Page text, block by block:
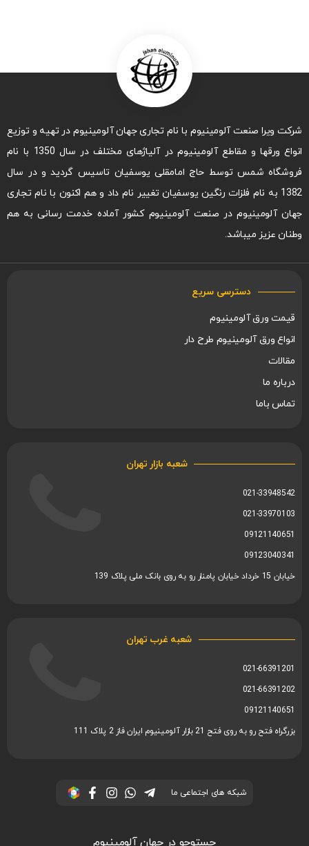
شرکت ویرا صنعت آلومینیوم با نام تجاری جهان آلومینیوم در تهیه و توزیع
انواع ورقها و مقاطع آلومینیوم در آلیاژهای مختلف در سال 1350 با نام
فروشگاه شمس توسط حاج امامقلی یوسفیان تاسیس گردید و در سال
1382 به نام فلزات رنگین یوسفیان تغییر نام داد و هم اکنون با نام تجاری
جهان آلومینیوم در صنعت آلومینیوم کشور آماده خدمت رسانی به هم
وطنان عزیز میباشد.
دسترسی سریع
قیمت ورق آلومینیوم
انواع ورق آلومینیوم طرح دار
مقالات
درباره ما
تماس باما
شعبه بازار تهران
021-33948542
021-33970103
09121140651
09123040341
خیابان 15 خرداد خیابان پامنار رو به روی بانک ملی پلاک 139
شعبه غرب تهران
021-66391201
021-66391202
09121140651
بزرگراه فتح رو به روی فتح 21 بازار آلومینیوم ایران فاز 2 پلاک 111
شبکه های اجتماعی ما
جستوجو در جهان آلومینیوم